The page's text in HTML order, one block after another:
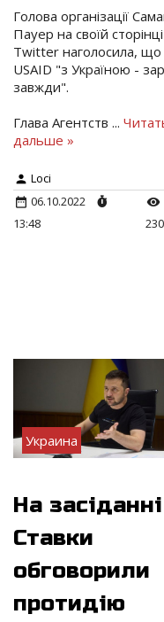
Голова організації
Пауер на своїй
Twitter наголосила, що
USAID "з Україною -
завжди".
Глава Агентств ...
дальше »
Loci
06.10.2022
13:48
230
Украина
На засіданні
Ставки
обговорили
протидію